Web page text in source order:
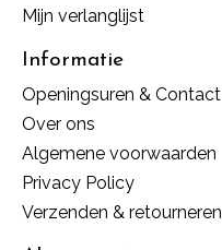
Mijn verlanglijst
Informatie
Openingsuren & Contact
Over ons
Algemene voorwaarden
Privacy Policy
Verzenden & retourneren